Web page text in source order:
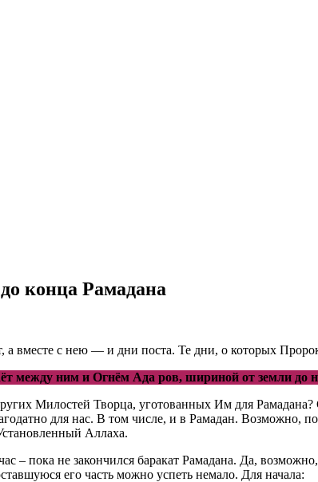
конца Рамадана
а вместе с нею — и дни поста. Те дни, о которых
между ним и Огнём Ада ров, шириной от земли до
Милостей Творца, уготованных Им для
для нас. В том числе, и в Рамадан. Возможно,
Аллаха.
– пока не закончился баракат Рамадана. Да,
его часть можно успеть немало. Для начала: